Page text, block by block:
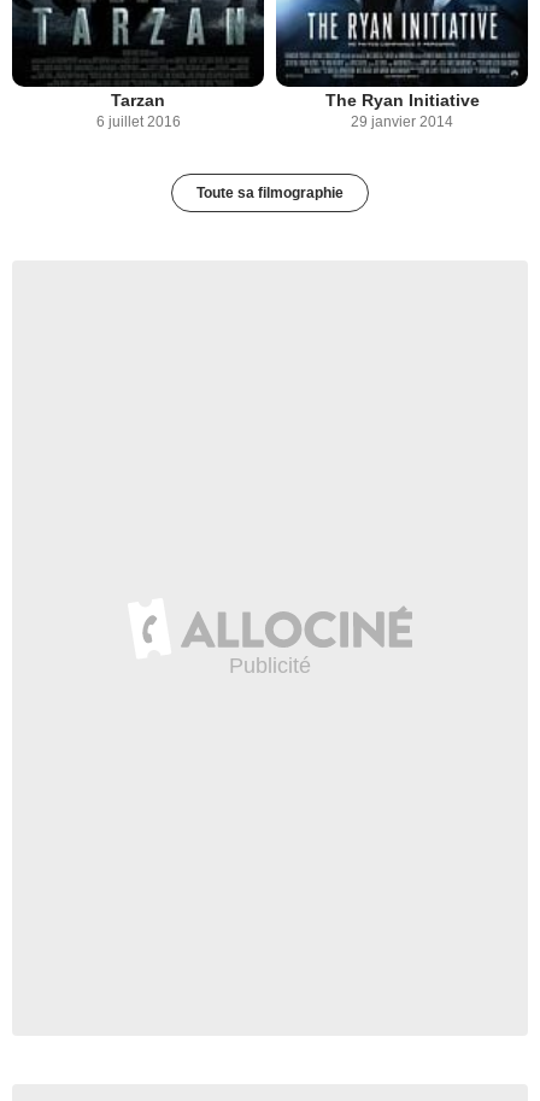
Tarzan
6 juillet 2016
The Ryan Initiative
29 janvier 2014
Toute sa filmographie